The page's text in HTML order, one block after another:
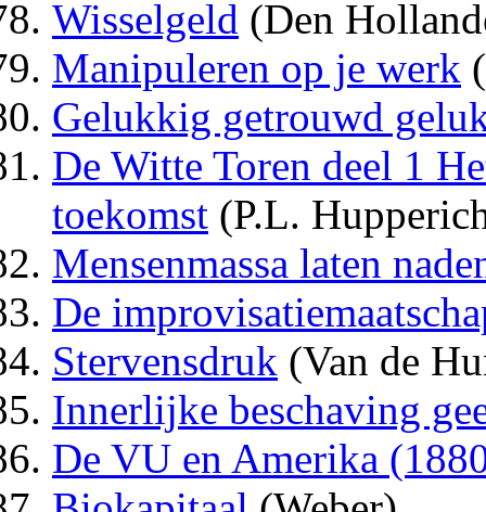
Wisselgeld (Den
Manipuleren op je werk
Gelukkig getrouwd
De Witte Toren deel 1
toekomst (P.L.
Mensenmassa laten
De
Stervensdruk (Van de
Innerlijke beschaving
De VU en Amerika